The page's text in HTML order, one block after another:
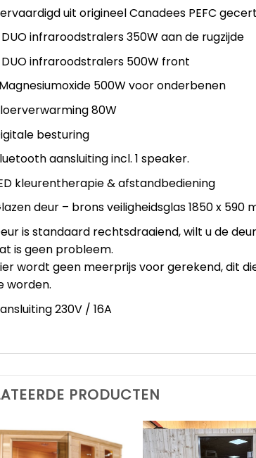
uit origineel Canadees PEFC
infraroodstralers 350W aan de rugzijde
infraroodstralers 500W front
500W voor onderbenen
80W
besturing
aansluiting incl. 1 speaker.
kleurentherapie & afstandbediening
deur – brons veiligheidsglas 1850 x 590
is standaard rechtsdraaiend, wilt u de
is geen probleem.
wordt geen meerprijs voor gerekend, dit
worden.
230V / 16A
PRODUCTEN